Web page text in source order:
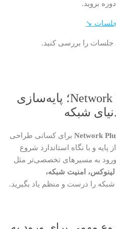
بروید.
↘
جلسات را بررسی کنید.
آموزش Network Plus N10-008؛ پایه‌سازی
شبکه
برای کسانی طراحی
و با نگاه استاندارد شروع
ورود به مسیرهای تخصصی‌تر مثل
امنیت شبکه،
را درست و منظم یاد بگیرید.